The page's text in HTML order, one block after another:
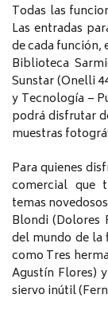
Todas las
Las entradas
de cada función,
Biblioteca
Sunstar (Onelli
y Tecnología –
podrá disfrutar
muestras
Para quienes
comercial que
temas
Blondi (Dolores
del mundo de
como Tres
Agustín Flores)
siervo inútil